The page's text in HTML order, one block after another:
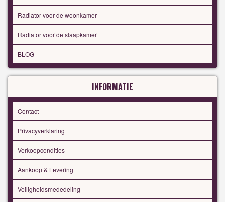
Radiator voor de woonkamer
Radiator voor de slaapkamer
BLOG
INFORMATIE
Contact
Privacyverklaring
Verkoopcondities
Aankoop & Levering
Veiligheidsmededeling